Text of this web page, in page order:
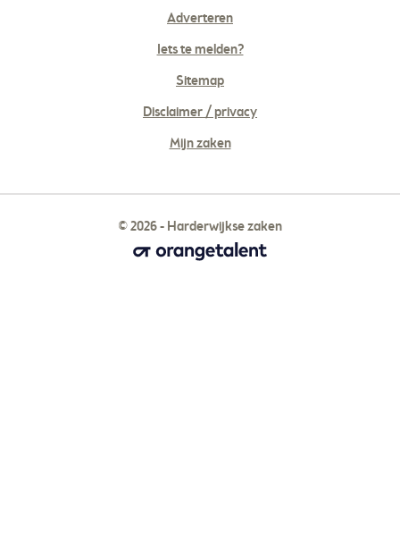
Adverteren
Iets te melden?
Sitemap
Disclaimer / privacy
Mijn zaken
© 2026 - Harderwijkse zaken